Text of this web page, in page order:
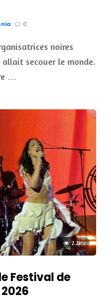
0
noires
secouer le monde.
…
2.2K
Festival de